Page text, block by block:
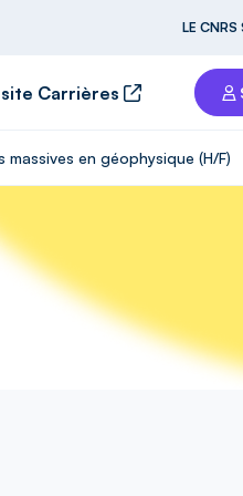
LE CNRS
Carrières
en géophysique (H/F)